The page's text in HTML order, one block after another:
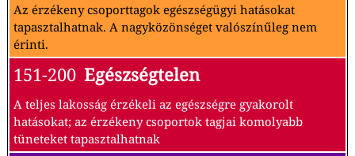
Az érzékeny csoporttagok egészségügyi hatásokat
tapasztalhatnak. A nagyközönséget valószínűleg nem
érinti.
151-200 Egészségtelen
A teljes lakosság érzékeli az egészségre gyakorolt
hatásokat; az érzékeny csoportok tagjai komolyabb
tüneteket tapasztalhatnak